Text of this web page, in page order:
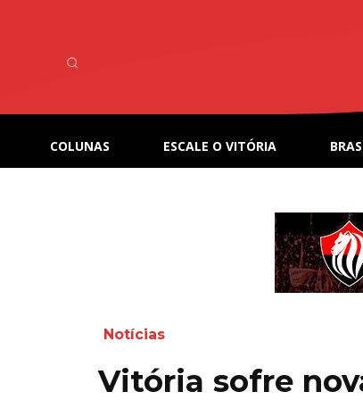
COLUNAS ESCALE O VITÓRIA
Notícias
Vitória sofre